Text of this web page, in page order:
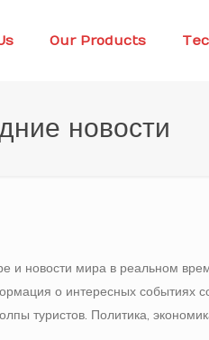
Our Products
новости
новости мира в реальном
о интересных событиях
туристов. Политика,